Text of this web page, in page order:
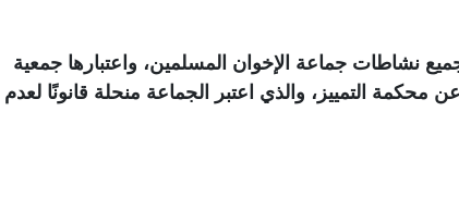
نشاطات جماعة الإخوان المسلمين، واعتبارها جمعية
غير مشروعة، استنادًا إلى حكم قضائي صادر عام 2020 عن محكمة التمييز، والذي اعتبر الجماعة منحلة قانونًا لعدم